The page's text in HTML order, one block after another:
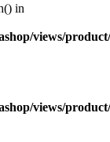
in
views/
views/